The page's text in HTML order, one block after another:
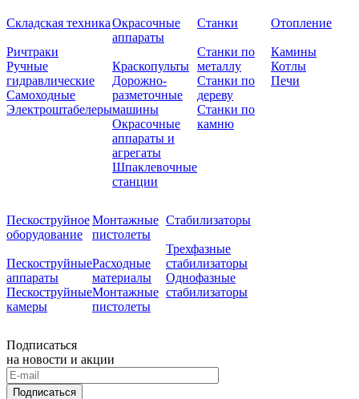
Складская техника
Ричтраки
Ручные
гидравлические
Самоходные
Электроштабелеры
Окрасочные
аппараты
Краскопульты
Дорожно-
разметочные
машины
Окрасочные
аппараты и
агрегаты
Шпаклевочные
станции
Станки
Станки по
металлу
Станки по
дереву
Станки по
камню
Отопление
Камины
Котлы
Печи
Пескоструйное
оборудование
Пескоструйные
аппараты
Пескоструйные
камеры
Монтажные
пистолеты
Расходные
материалы
Монтажные
пистолеты
Стабилизаторы
Трехфазные
стабилизаторы
Однофазные
стабилизаторы
Подписаться
на новости и акции
Подписаться